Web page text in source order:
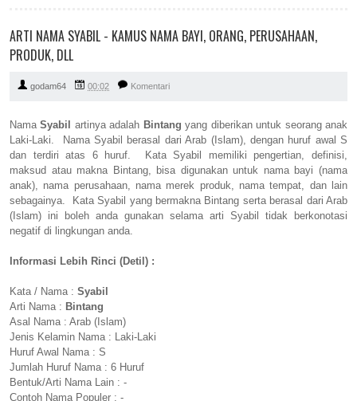
ARTI NAMA SYABIL - KAMUS NAMA BAYI, ORANG, PERUSAHAAN,
PRODUK, DLL
godam64 00:02 Komentari
NamaSyabil artinya adalah Bintang yang diberikan untuk seorang anak
Laki-Laki. Nama Syabil berasal dari Arab (Islam), dengan huruf awal S
dan terdiri atas 6 huruf. Kata Syabil memiliki pengertian, definisi,
maksud atau makna Bintang, bisa digunakan untuk nama bayi (nama
anak), nama perusahaan, nama merek produk, nama tempat, dan lain
sebagainya. Kata Syabil yang bermakna Bintang serta berasal dari Arab
(Islam) ini boleh anda gunakan selama arti Syabil tidak berkonotasi
negatif di lingkungan anda.
Informasi Lebih Rinci (Detil) :
Kata / Nama : Syabil
Arti Nama : Bintang
Asal Nama : Arab (Islam)
Jenis Kelamin Nama : Laki-Laki
Huruf Awal Nama : S
Jumlah Huruf Nama : 6 Huruf
Bentuk/Arti Nama Lain : -
Contoh Nama Populer : -